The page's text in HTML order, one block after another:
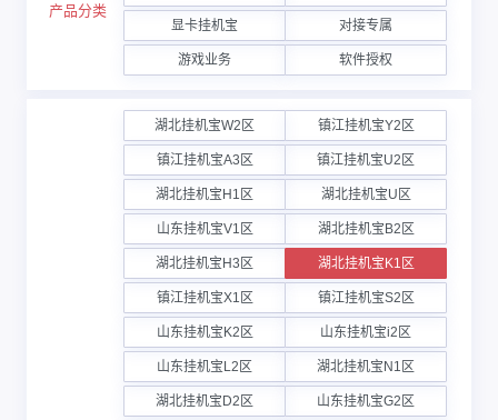
产品分类
显卡挂机宝 对接专属
游戏业务 软件授权
湖北挂机宝W2区 镇江挂机宝Y2区
镇江挂机宝A3区 镇江挂机宝U2区
湖北挂机宝H1区 湖北挂机宝U区
山东挂机宝V1区 湖北挂机宝B2区
湖北挂机宝H3区 湖北挂机宝K1区
镇江挂机宝X1区 镇江挂机宝S2区
山东挂机宝K2区 山东挂机宝i2区
山东挂机宝L2区 湖北挂机宝N1区
湖北挂机宝D2区 山东挂机宝G2区